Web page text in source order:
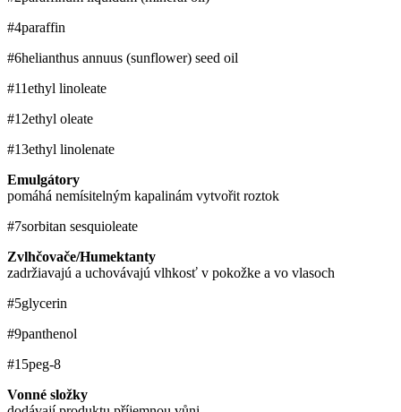
#4paraffin
#6helianthus annuus (sunflower) seed oil
#11ethyl linoleate
#12ethyl oleate
#13ethyl linolenate
Emulgátory
pomáhá nemísitelným kapalinám vytvořit roztok
#7sorbitan sesquioleate
Zvlhčovače/Humektanty
zadržiavajú a uchovávajú vlhkosť v pokožke a vo vlasoch
#5glycerin
#9panthenol
#15peg-8
Vonné složky